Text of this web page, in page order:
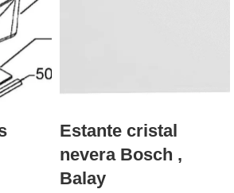
Estante cristal
nevera Bosch ,
Balay